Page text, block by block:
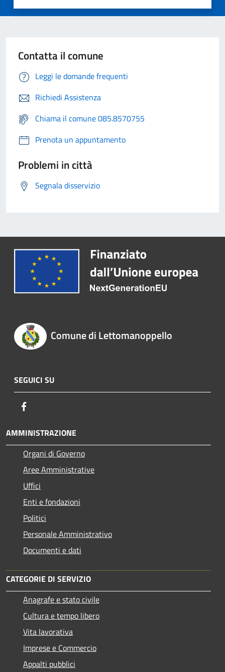
Contatta il comune
Leggi le domande frequenti
Richiedi Assistenza
Chiama il comune 085.8570755
Prenota un appuntamento
Problemi in città
Segnala disservizio
Comune di Lettomanoppello
SEGUICI SU
AMMINISTRAZIONE
Organi di Governo
Aree Amministrative
Uffici
Enti e fondazioni
Politici
Personale Amministrativo
Documenti e dati
CATEGORIE DI SERVIZIO
Anagrafe e stato civile
Cultura e tempo libero
Vita lavorativa
Imprese e Commercio
Appalti pubblici